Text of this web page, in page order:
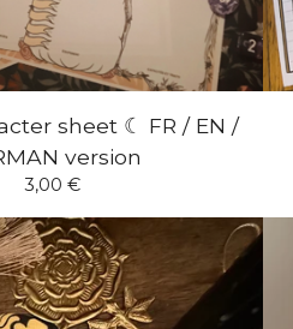
sheet ☾ FR / EN /
version
3,00 €